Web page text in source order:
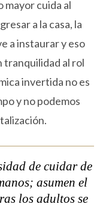
mayor cuida al
a la casa, la
a instaurar y eso
tranquilidad al rol
invertida no es
y no podemos
de cuidar de
asumen el
los adultos se